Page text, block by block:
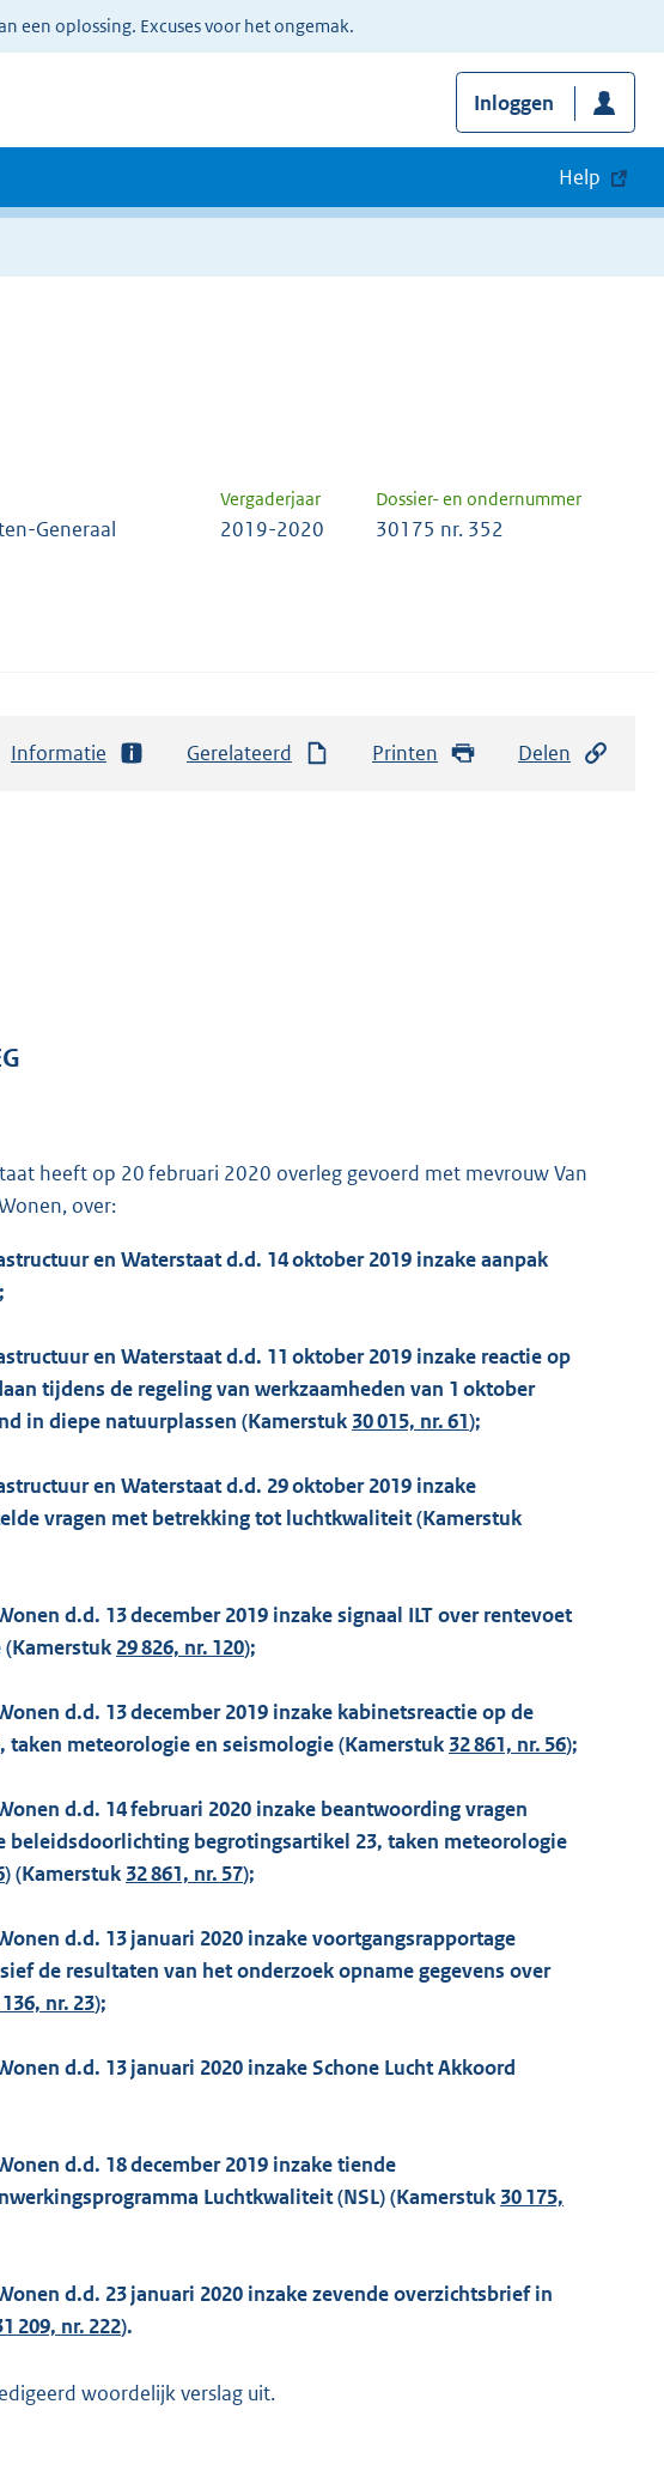
een oplossing. Excuses voor het ongemak.
Inloggen
Help
Vergaderjaar Dossier- en ondernummer
Generaal 2019-2020 30175 nr. 352
Informatie Gerelateerd Printen Delen
heeft op 20 februari 2020 overleg gevoerd met mevrouw Van
over:
en Waterstaat d.d. 14 oktober 2019 inzake aanpak
en Waterstaat d.d. 11 oktober 2019 inzake reactie op
tijdens de regeling van werkzaamheden van 1 oktober
in diepe natuurplassen (Kamerstuk 30 015, nr. 61);
en Waterstaat d.d. 29 oktober 2019 inzake
vragen met betrekking tot luchtkwaliteit (Kamerstuk
d.d. 13 december 2019 inzake signaal ILT over rentevoet
29 826, nr. 120);
d.d. 13 december 2019 inzake kabinetsreactie op de
meteorologie en seismologie (Kamerstuk 32 861, nr. 56);
d.d. 14 februari 2020 inzake beantwoording vragen
beleidsdoorlichting begrotingsartikel 23, taken meteorologie
) (Kamerstuk 32 861, nr. 57);
d.d. 13 januari 2020 inzake voortgangsrapportage
de resultaten van het onderzoek opname gegevens over
nr. 23);
d.d. 13 januari 2020 inzake Schone Lucht Akkoord
d.d. 18 december 2019 inzake tiende
Luchtkwaliteit (NSL) (Kamerstuk 30 175,
d.d. 23 januari 2020 inzake zevende overzichtsbrief in
209, nr. 222).
woordelijk verslag uit.